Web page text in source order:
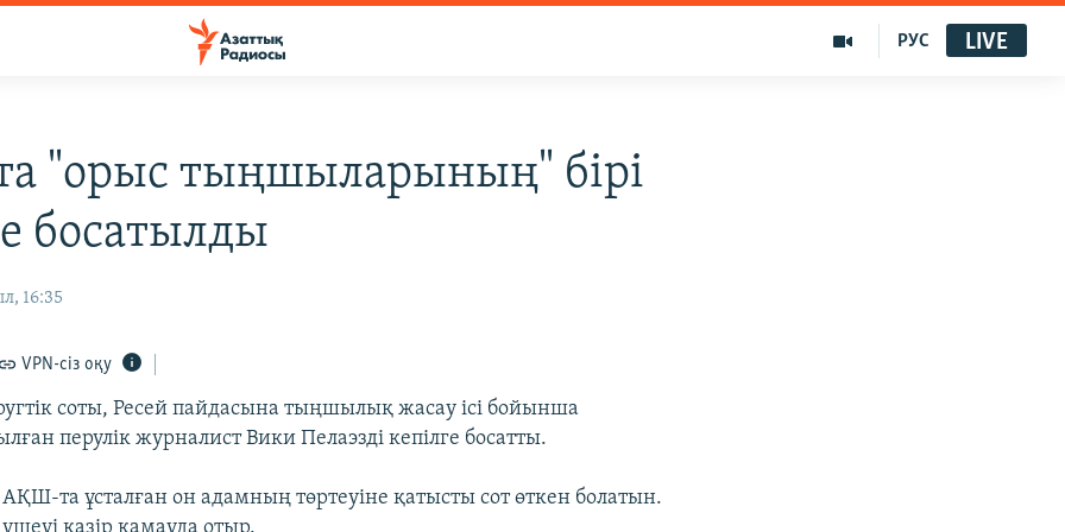
РУС LIVE
"орыс тыңшыларының" бірі
босатылды
16:35
VPN-сіз оқу
соты, Ресей пайдасына тыңшылық жасау ісі бойынша
перулік журналист Вики Пелаэзді кепілге босатты.
АҚШ-та ұсталған он адамның төртеуіне қатысты сот өткен болатын.